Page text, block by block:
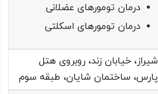
درمان تومورهای عضلانی
درمان تومورهای اسکلتی
شیراز، خیابان زند، روبروی هتل
پارس، ساختمان شایان، طبقه سوم